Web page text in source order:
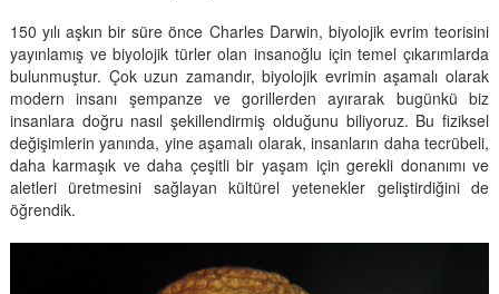
150 yılı aşkın bir süre önce Charles Darwin, biyolojik evrim teorisini
yayınlamış ve biyolojik türler olan insanoğlu için temel çıkarımlarda
bulunmuştur. Çok uzun zamandır, biyolojik evrimin aşamalı olarak
modern insanı şempanze ve gorillerden ayırarak bugünkü biz
insanlara doğru nasıl şekillendirmiş olduğunu biliyoruz. Bu fiziksel
değişimlerin yanında, yine aşamalı olarak, insanların daha tecrübeli,
daha karmaşık ve daha çeşitli bir yaşam için gerekli donanımı ve
aletleri üretmesini sağlayan kültürel yetenekler geliştirdiğini de
öğrendik.